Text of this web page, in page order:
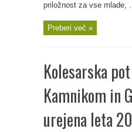
priložnost za vse mlade,
Preberi več »
Kolesarska
Kamnikom in
urejena leta